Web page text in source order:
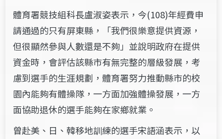
體育署競技組科長盧淑姿表示，今(108)年經費申
請通過的只有屏東縣，「我們很樂意提供資源，
但很顯然參與人數還是不夠」並說明政府在提供
資金時，會評估該縣市有無完整的層級發展，考
慮到選手的生涯規劃，體育署努力推動縣市的校
園內能夠有體操隊，一方面加強體操發展，一方
面協助退休的選手能夠在家鄉就業。
曾赴美、日、韓移地訓練的選手宋語涵表示，以